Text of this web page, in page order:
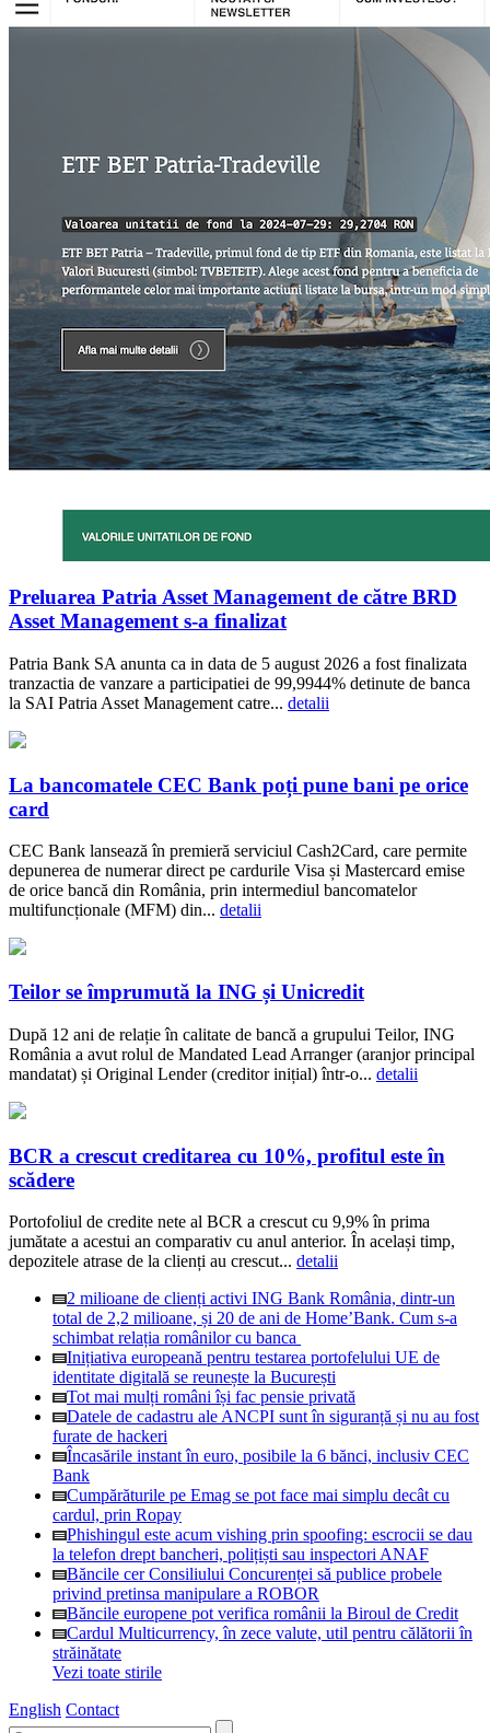
Preluarea Patria Asset Management de către BRD
Asset Management s-a finalizat
Patria Bank SA anunta ca in data de 5 august 2026 a fost finalizata
tranzactia de vanzare a participatiei de 99,9944% detinute de banca
la SAI Patria Asset Management catre... detalii
La bancomatele CEC Bank poți pune bani pe orice
card
CEC Bank lansează în premieră serviciul Cash2Card, care permite
depunerea de numerar direct pe cardurile Visa și Mastercard emise
de orice bancă din România, prin intermediul bancomatelor
multifuncționale (MFM) din... detalii
Teilor se împrumută la ING și Unicredit
După 12 ani de relație în calitate de bancă a grupului Teilor, ING
România a avut rolul de Mandated Lead Arranger (aranjor principal
mandatat) și Original Lender (creditor inițial) într-o... detalii
BCR a crescut creditarea cu 10%, profitul este în
scădere
Portofoliul de credite nete al BCR a crescut cu 9,9% în prima
jumătate a acestui an comparativ cu anul anterior. În același timp,
depozitele atrase de la clienți au crescut... detalii
2 milioane de clienți activi ING Bank România, dintr-un
total de 2,2 milioane, și 20 de ani de Home’Bank. Cum s-a
schimbat relația românilor cu banca
Inițiativa europeană pentru testarea portofelului UE de
identitate digitală se reunește la București
Tot mai mulți români își fac pensie privată
Datele de cadastru ale ANCPI sunt în siguranță și nu au fost
furate de hackeri
Încasările instant în euro, posibile la 6 bănci, inclusiv CEC
Bank
Cumpărăturile pe Emag se pot face mai simplu decât cu
cardul, prin Ropay
Phishingul este acum vishing prin spoofing: escrocii se dau
la telefon drept bancheri, polițiști sau inspectori ANAF
Băncile cer Consiliului Concurenței să publice probele
privind pretinsa manipulare a ROBOR
Băncile europene pot verifica românii la Biroul de Credit
Cardul Multicurrency, în zece valute, util pentru călătorii în
străinătate
Vezi toate stirile
English Contact